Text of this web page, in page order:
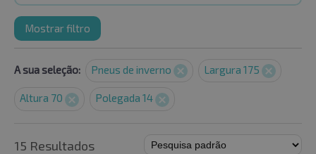
Mostrar filtro
A sua seleção: Pneus de inverno Largura 175
Altura 70 Polegada 14
15 Resultados